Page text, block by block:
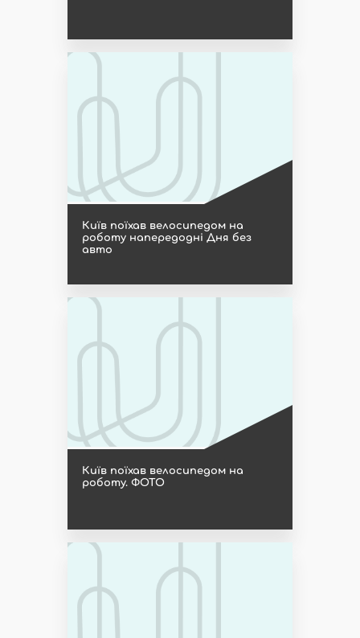
Київ поїхав велосипедом на
роботу напередодні Дня без
авто
Київ поїхав велосипедом на
роботу. ФОТО